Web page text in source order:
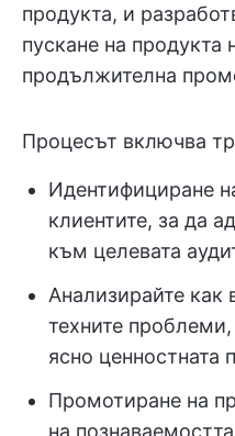
продукта, и
пускане на продукта
продължителна
Процесът включва
Идентифициране
клиентите, за да
към целевата
Анализирайте
техните
ясно ценностната
Промотиране на
на